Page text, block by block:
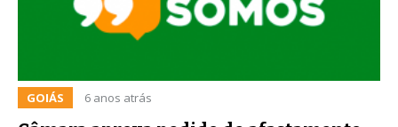
GOIÁS 6 anos atrás